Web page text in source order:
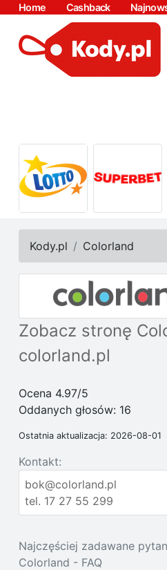
Home Cashback
Kody.pl Colorland
Zobacz stronę
colorland.pl
Ocena 4.97/5
Oddanych głosów: 16
Ostatnia aktualizacja: 2026-08-01
Kontakt:
bok@colorland.pl
tel. 17 27 55 299
Najczęściej zadawane
Colorland - FAQ